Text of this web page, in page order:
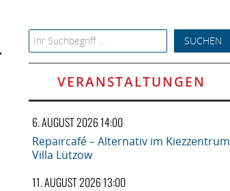
Search for:
VERANSTALTUNGEN
6. AUGUST 2026 14:00
Repaircafé – Alternativ im Kiezzentrum
Villa Lützow
11. AUGUST 2026 13:00